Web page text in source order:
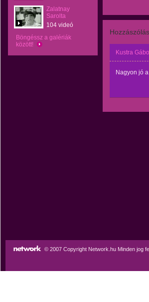
Zalatnay
Sarolta
104 videó
Böngéssz a galériák
között!
Kustra
Nagyon jó
© 2007 Copyright Network.hu Minden jog